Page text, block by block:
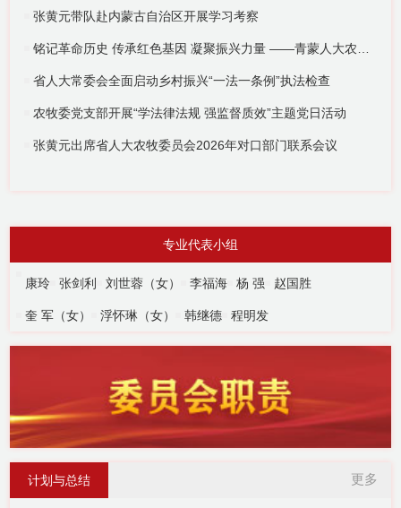
张黄元带队赴内蒙古自治区开展学习考察
铭记革命历史 传承红色基因 凝聚振兴力量 ——青蒙人大农牧部门联合开展主题党日活动
‌省人大常委会全面启动乡村振兴“一法一条例”执法检查
农牧委党支部开展“学法律法规 强监督质效”主题党日活动
张黄元出席省人大农牧委员会2026年对口部门联系会议
专业代表小组
康玲 张剑利 刘世蓉（女） 李福海 杨 强 赵国胜
奎 军（女） 浮怀琳（女） 韩继德 程明发
计划与总结 更多